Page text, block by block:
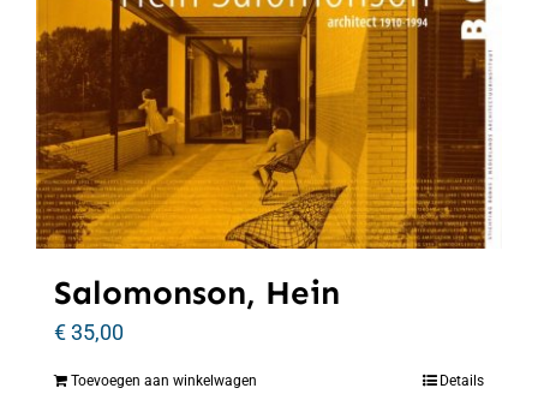
Salomonson, Hein
€35,00
Toevoegen aan winkelwagen Details